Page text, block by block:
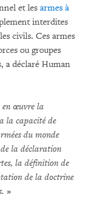
et les armes à
interdites
civils. Ces armes
ou groupes
a déclaré Human
en œuvre la
la capacité de
du monde
de la déclaration
la définition de
de la doctrine
»